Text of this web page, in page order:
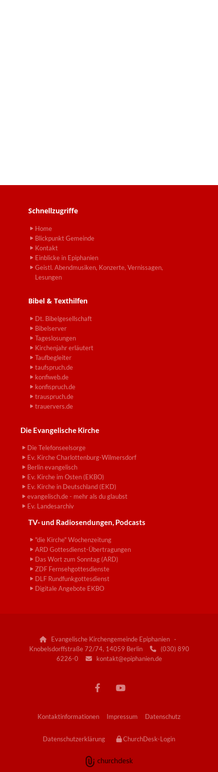
Schnellzugriffe
Home
Blickpunkt Gemeinde
Kontakt
Einblicke in Epiphanien
Geistl. Abendmusiken, Konzerte, Vernissagen,
Lesungen
Bibel & Texthilfen
Dt. Bibelgesellschaft
Bibelserver
Tageslosungen
Kirchenjahr erläutert
Taufbegleiter
taufspruch.de
konfiweb.de
konfispruch.de
trauspruch.de
trauervers.de
Die Evangelische Kirche
Die Telefonseelsorge
Ev. Kirche Charlottenburg-Wilmersdorf
Berlin evangelisch
Ev. Kirche im Osten (EKBO)
Ev. Kirche in Deutschland (EKD)
evangelisch.de - mehr als du glaubst
Ev. Landesarchiv
TV- und Radiosendungen, Podcasts
"die Kirche" Wochenzeitung
ARD Gottesdienst-Übertragungen
Das Wort zum Sonntag (ARD)
ZDF Fernsehgottesdienste
DLF Rundfunkgottesdienst
Digitale Angebote EKBO
Evangelische Kirchengemeinde Epiphanien ·
Knobelsdorffstraße 72/74, 14059 Berlin
(030) 890
6226-0
kontakt@epiphanien.de
Kontaktinformationen Impressum Datenschutz
Datenschutzerklärung ChurchDesk-Login